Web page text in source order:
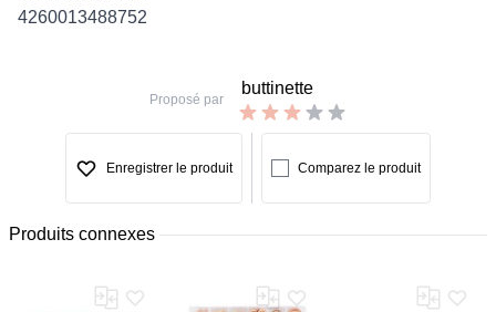
4260013488752
Proposé par
buttinette
Enregistrer le produit Comparez le produit
Produits connexes